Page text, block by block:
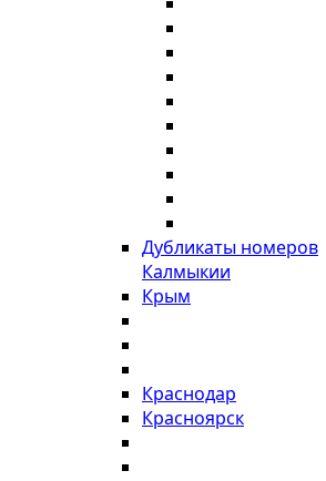
Дубликаты номеров
Калмыкии
Крым
Краснодар
Красноярск